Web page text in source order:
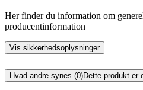
Her finder du information om
producentinformation
Vis sikkerhedsoplysninger
Hvad andre synes (0)Dette produkt er